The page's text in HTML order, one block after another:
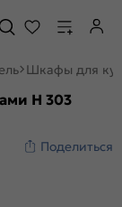
Шкафы для
Н 303
Поделиться